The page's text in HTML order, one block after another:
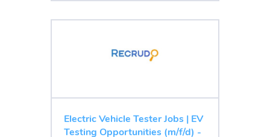
Electric Vehicle Tester Jobs | EV
Testing Opportunities (m/f/d) -